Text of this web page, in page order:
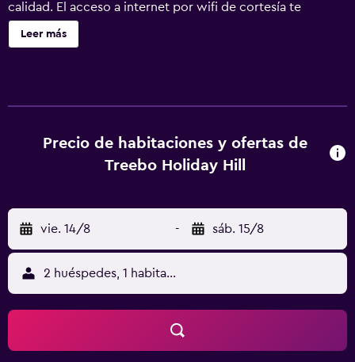
calidad. El acceso a internet por wifi de cortesía te
mantendrá en contacto con los tuyos; también podrás ver
tu programa favorito en la televisión con canales por
una televisión en las áreas comunes, ¡no te faltará de nada!
Serivicos de negocios y otros Tendrás centro de
distintos beneficios, como traslado al aeropuerto (ida y
vuelta) disponible las 24 horas y estacionamiento gratis.
Ubicación del establecimiento Al reservar tu estadía en
Hotel Holiday Hill, te encontrarás en el corazón de
Dharamshala, a 15 minutos a pie de Dalai Lama Temple
Complex y Tibetan Institute Of Performing Arts.
Hospédate en este hotel y estarás a 1,4 km de Tushita
Meditation Centre, así como a 1,6 km de Secretariat of the
Leer más
Precio de habitaciones y ofertas de
Treebo Holiday Hill
vie. 14/8 - sáb. 15/8
2 huéspedes, 1 habitación